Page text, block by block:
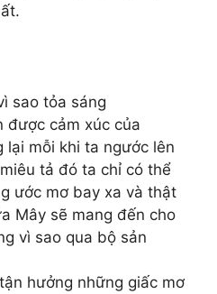
sao tỏa sáng
được cảm xúc của
lại mỗi khi ta ngước lên
tả đó ta chỉ có thể
ước mơ bay xa và thật
Mây sẽ mang đến cho
vì sao qua bộ sản
hưởng những giấc mơ